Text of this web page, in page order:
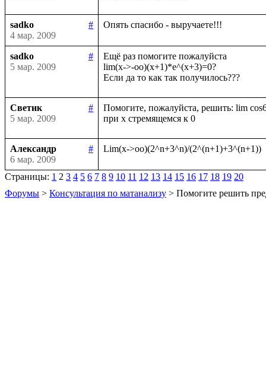
sadko
#
4 мар. 2009
sadko
#
5 мар. 2009
Ещё раз помогите пожалуйста
lim(x->-oo)(x+1)*e^(x+3)=0?
Светик
#
5 мар. 2009
Помогите, пожалуйста, решить: lim
Александр
#
6 мар. 2009
Страницы: 1 2 3 4 5 6 7 8 9 10 11 12 13 14 15 16 17 18 19 20
Форумы > Консультация по матанализу > Помогите решить